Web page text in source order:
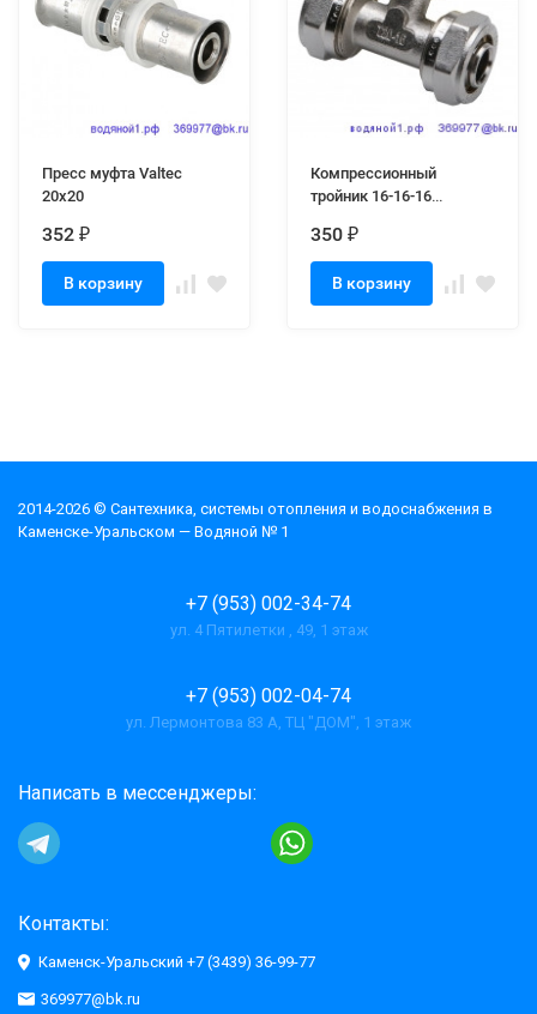
Пресс муфта Valtec
20х20
352 ₽
В корзину
Компрессионный
тройник 16-16-16
350 ₽
В корзину
2014-2026 © Cантехника, системы отопления и водоснабжения в
Каменске-Уральском — Водяной № 1
+7 (953) 002-34-74
ул. 4 Пятилетки , 49, 1 этаж
+7 (953) 002-04-74
ул. Лермонтова 83 А, ТЦ "ДОМ", 1 этаж
Написать в мессенджеры:
Контакты:
Каменск-Уральский +7 (3439) 36-99-77
369977@bk.ru